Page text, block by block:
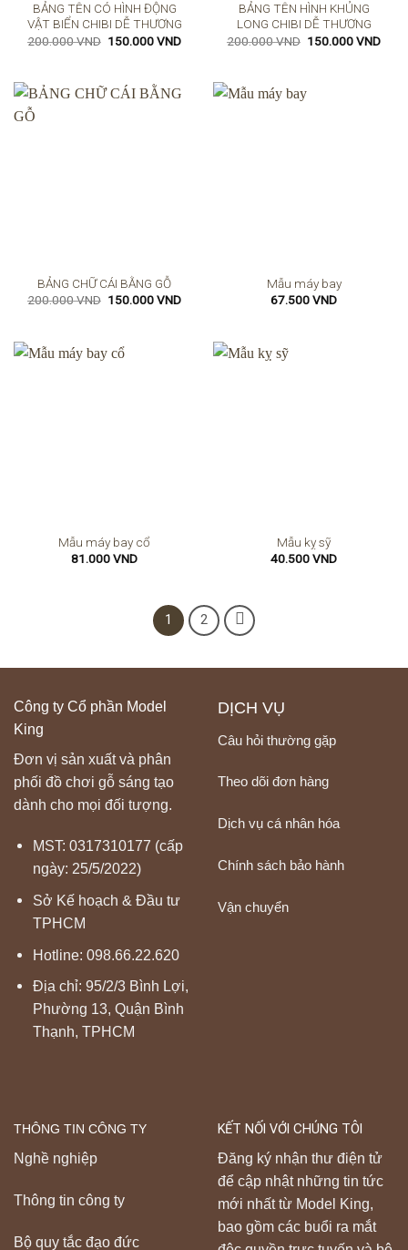
BẢNG TÊN CÓ HÌNH ĐỘNG
VẬT BIỂN CHIBI DỄ THƯƠNG
200.000VND Giá
150.000VNDGiá
150.000 VND.
BẢNG TÊN HÌNH KHỦNG
LONG CHIBI DỄ THƯƠNG
200.000VND Giá
150.000VNDGiá
BẢNG CHỮ CÁI BẰNG GỖ
200.000VND Giá
150.000VNDGiá
150.000 VND.
Mẫu máy bay
67.500VND
Mẫu máy bay cổ
81.000VND
Mẫu kỵ sỹ
40.500VND
1 2
Công ty Cổ phần Model
King
Đơn vị sản xuất và phân
phối đồ chơi gỗ sáng tạo
dành cho mọi đối tượng.
MST: 0317310177 (cấp
ngày: 25/5/2022)
Sở Kế hoạch & Đầu tư
TPHCM
Hotline: 098.66.22.620
Địa chỉ: 95/2/3 Bình Lợi,
Phường 13, Quận Bình
Thạnh, TPHCM
DỊCH VỤ
Câu hỏi thường gặp
Theo dõi đơn hàng
Dịch vụ cá nhân hóa
Chính sách bảo hành
Vận chuyển
THÔNG TIN CÔNG TY
Nghề nghiệp
Thông tin công ty
Bộ quy tắc đạo đức
KẾT NỐI VỚI CHÚNG TÔI
Đăng ký nhận thư điện tử
để cập nhật những tin tức
mới nhất từ Model King,
bao gồm các buổi ra mắt